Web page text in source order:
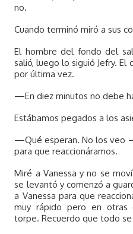
no.
Cuando terminó miró a sus
El hombre del fondo del
salió, luego lo siguió Jefry.
por última vez.
—En diez minutos no debe
Estábamos pegados a los
—Qué esperan. No los veo
para que reaccionáramos.
Miré a Vanessa y no se
se levantó y comenzó a
a Vanessa para que
muy rápido pero en otras
torpe. Recuerdo que todo